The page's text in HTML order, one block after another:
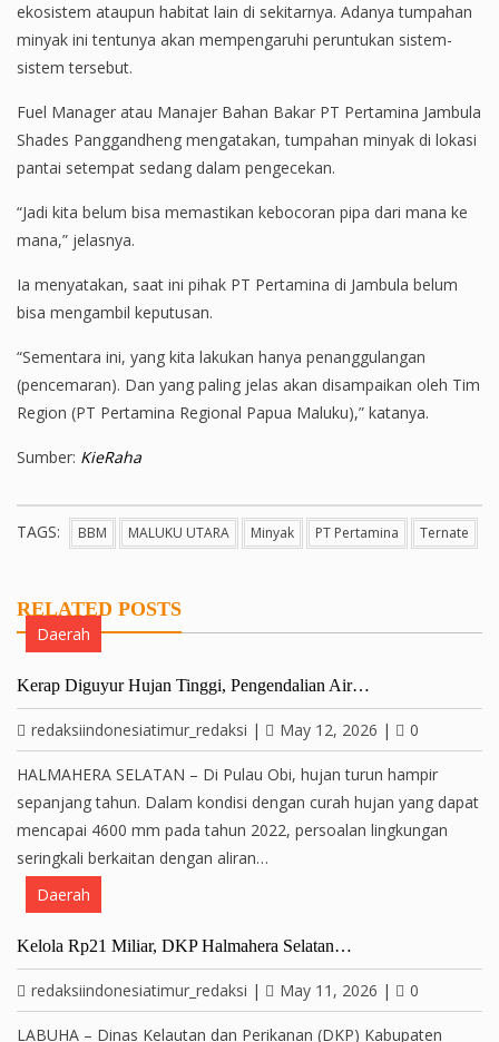
ekosistem ataupun habitat lain di sekitarnya. Adanya tumpahan
minyak ini tentunya akan mempengaruhi peruntukan sistem-
sistem tersebut.
Fuel Manager atau Manajer Bahan Bakar PT Pertamina Jambula
Shades Panggandheng mengatakan, tumpahan minyak di lokasi
pantai setempat sedang dalam pengecekan.
“Jadi kita belum bisa memastikan kebocoran pipa dari mana ke
mana,” jelasnya.
Ia menyatakan, saat ini pihak PT Pertamina di Jambula belum
bisa mengambil keputusan.
“Sementara ini, yang kita lakukan hanya penanggulangan
(pencemaran). Dan yang paling jelas akan disampaikan oleh Tim
Region (PT Pertamina Regional Papua Maluku),” katanya.
Sumber: KieRaha
TAGS: BBM MALUKU UTARA Minyak PT Pertamina Ternate
RELATED POSTS
Daerah
Kerap Diguyur Hujan Tinggi, Pengendalian Air…
redaksiindonesiatimur_redaksi | May 12, 2026 | 0
HALMAHERA SELATAN – Di Pulau Obi, hujan turun hampir
sepanjang tahun. Dalam kondisi dengan curah hujan yang dapat
mencapai 4600 mm pada tahun 2022, persoalan lingkungan
seringkali berkaitan dengan aliran…
Daerah
Kelola Rp21 Miliar, DKP Halmahera Selatan…
redaksiindonesiatimur_redaksi | May 11, 2026 | 0
LABUHA – Dinas Kelautan dan Perikanan (DKP) Kabupaten